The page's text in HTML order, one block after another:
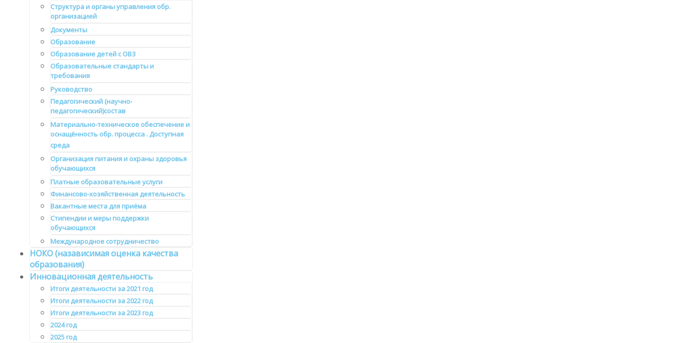
Структура и органы управления обр.
организацией
Документы
Образование
Образование детей с ОВЗ
Образовательные стандарты и
требования
Руководство
Педагогический (научно-
педагогический)состав
Материально-техническое обеспечение и
оснащённость обр. процесса . Доступная
среда
Организация питания и охраны здоровья
обучающихся
Платные образовательные услуги
Финансово-хозяйственная деятельность
Вакантные места для приёма
Стипендии и меры поддержки
обучающихся
Международное сотрудничество
НОКО (назависимая оценка качества
образования)
Инновационная деятельность
Итоги деятельности за 2021 год
Итоги деятельности за 2022 год
Итоги деятельности за 2023 год
2024 год
2025 год